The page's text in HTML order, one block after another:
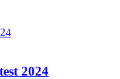
2024